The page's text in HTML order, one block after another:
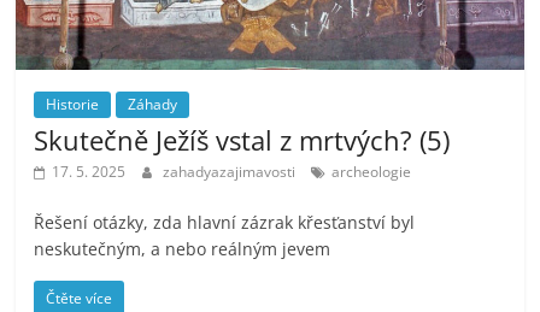
Historie Záhady
Skutečně Ježíš vstal z mrtvých? (5)
17. 5. 2025 zahadyazajimavosti archeologie
Řešení otázky, zda hlavní zázrak křesťanství byl
neskutečným, a nebo reálným jevem
Čtěte více